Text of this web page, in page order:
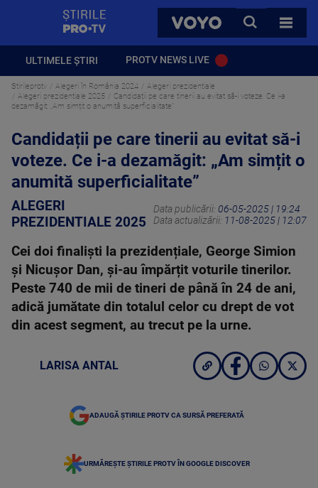
VOYO
CAUTA
TOATE
ULTIMELE ȘTIRI PROTV NEWS LIVE
Stirileprotv Alegeri în România 2024
Alegeri prezidentiale
Alegeri prezidentiale 2025
Candidații pe care tinerii au evitat să-i voteze. Ce i-a
dezamăgit: „Am simțit o anumită superficialitate”
Candidații pe care tinerii au evitat să-i
voteze. Ce i-a dezamăgit: „Am simțit o
anumită superficialitate”
ALEGERI
PREZIDENTIALE 2025
Data publicării: 06-05-2025 | 19:24
Data actualizării: 11-08-2025 | 12:07
Cei doi finaliști la prezidențiale, George Simion
și Nicușor Dan, și-au împărțit voturile tinerilor.
Peste 740 de mii de tineri de până în 24 de ani,
adică jumătate din totalul celor cu drept de vot
din acest segment, au trecut pe la urne.
LARISA ANTAL
ADAUGĂ ȘTIRILE PROTV CA SURSĂ PREFERATĂ
URMĂREȘTE ȘTIRILE PROTV ÎN GOOGLE DISCOVER